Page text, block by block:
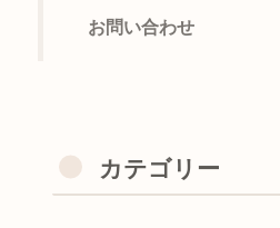
お問い合わせ
カテゴリー